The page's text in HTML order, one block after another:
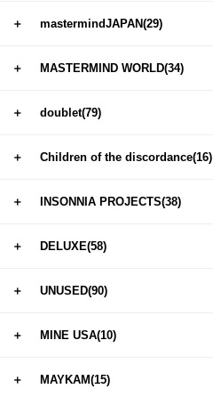
＋ mastermindJAPAN(29)
＋ MASTERMIND WORLD(34)
＋ doublet(79)
＋ Children of the discordance(16)
＋ INSONNIA PROJECTS(38)
＋ DELUXE(58)
＋ UNUSED(90)
＋ MINE USA(10)
＋ MAYKAM(15)